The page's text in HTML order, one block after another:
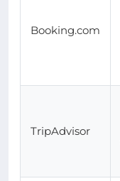
Booking.com
TripAdvisor